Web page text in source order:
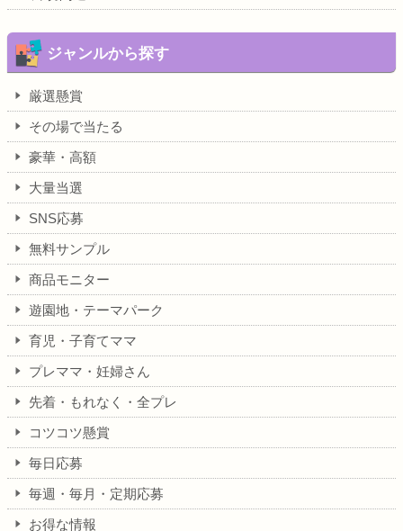
ジャンルから探す
厳選懸賞
その場で当たる
豪華・高額
大量当選
SNS応募
無料サンプル
商品モニター
遊園地・テーマパーク
育児・子育てママ
プレママ・妊婦さん
先着・もれなく・全プレ
コツコツ懸賞
毎日応募
毎週・毎月・定期応募
お得な情報